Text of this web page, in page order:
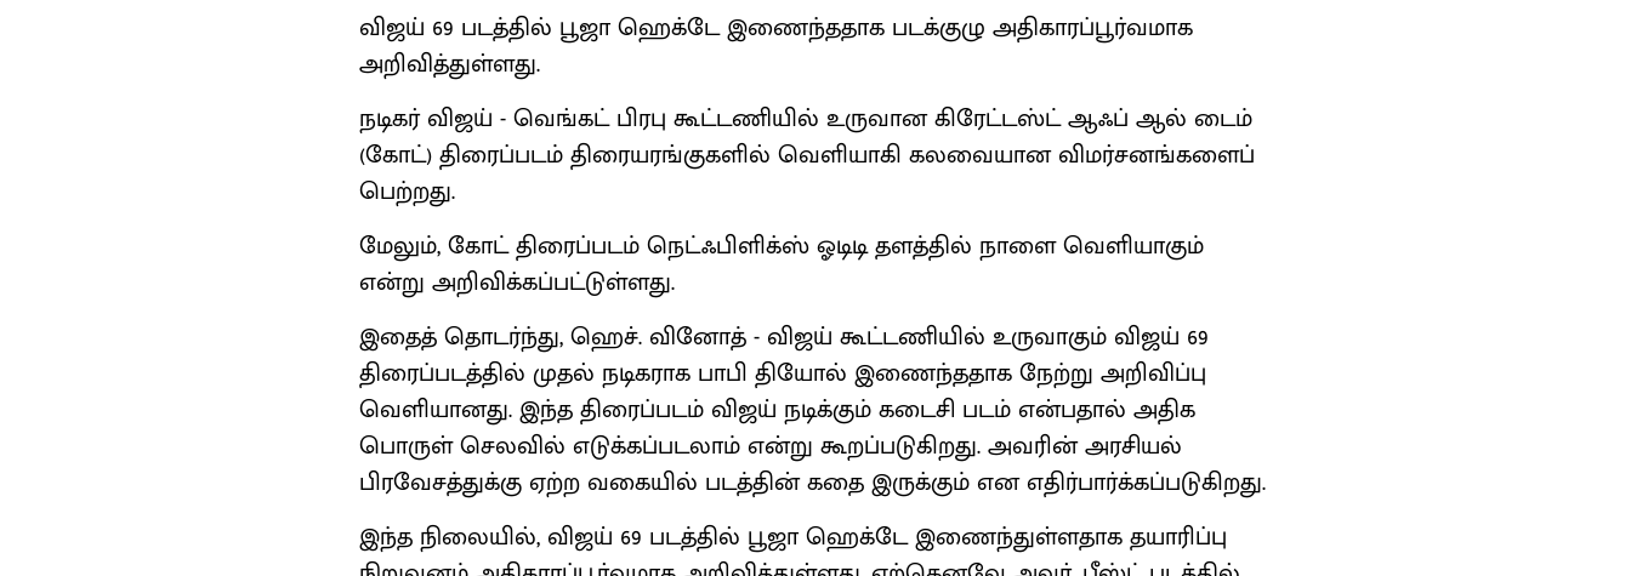
விஜய் 69 படத்தில் பூஜா ஹெக்டே இணைந்ததாக படக்குழு அதிகாரப்பூர்வமாக
அறிவித்துள்ளது.
நடிகர் விஜய் - வெங்கட் பிரபு கூட்டணியில் உருவான கிரேட்டஸ்ட் ஆஃப் ஆல் டைம்
(கோட்) திரைப்படம் திரையரங்குகளில் வெளியாகி கலவையான விமர்சனங்களைப்
பெற்றது.
மேலும், கோட் திரைப்படம் நெட்ஃபிளிக்ஸ் ஓடிடி தளத்தில் நாளை வெளியாகும்
என்று அறிவிக்கப்பட்டுள்ளது.
இதைத் தொடர்ந்து, ஹெச். வினோத் - விஜய் கூட்டணியில் உருவாகும் விஜய் 69
திரைப்படத்தில் முதல் நடிகராக பாபி தியோல் இணைந்ததாக நேற்று அறிவிப்பு
வெளியானது. இந்த திரைப்படம் விஜய் நடிக்கும் கடைசி படம் என்பதால் அதிக
பொருள் செலவில் எடுக்கப்படலாம் என்று கூறப்படுகிறது. அவரின் அரசியல்
பிரவேசத்துக்கு ஏற்ற வகையில் படத்தின் கதை இருக்கும் என எதிர்பார்க்கப்படுகிறது.
இந்த நிலையில், விஜய் 69 படத்தில் பூஜா ஹெக்டே இணைந்துள்ளதாக தயாரிப்பு